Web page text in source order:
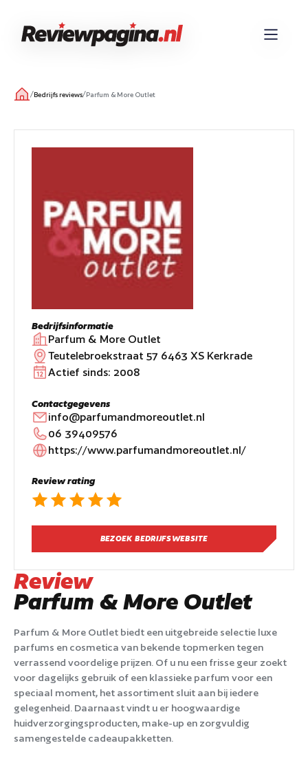
/Bedrijfs reviews/Parfum & More Outlet
Bedrijfsinformatie
Parfum & More Outlet
Teutelebroekstraat 57 6463 XS Kerkrade
Actief sinds: 2008
Contactgegevens
info@parfumandmoreoutlet.nl
06 39409576
https://www.parfumandmoreoutlet.nl/
Review rating
BEZOEK BEDRIJFSWEBSITE
Review
Parfum & More Outlet
Parfum & More Outlet biedt een uitgebreide selectie luxe
parfums en cosmetica van bekende topmerken tegen
verrassend voordelige prijzen. Of u nu een frisse geur zoekt
voor dagelijks gebruik of een klassieke parfum voor een
speciaal moment, het assortiment sluit aan bij iedere
gelegenheid. Daarnaast vindt u er hoogwaardige
huidverzorgingsproducten, make-up en zorgvuldig
samengestelde cadeaupakketten.